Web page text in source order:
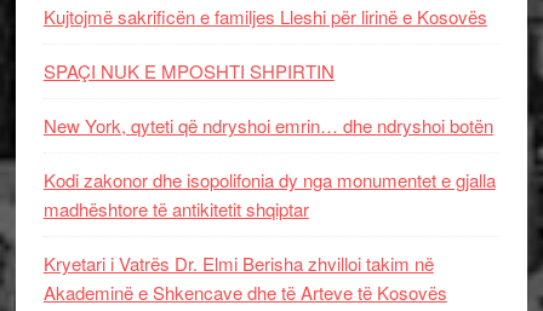
Kujtojmë sakrificën e familjes Lleshi për lirinë e Kosovës
SPAÇI NUK E MPOSHTI SHPIRTIN
New York, qyteti që ndryshoi emrin… dhe ndryshoi botën
Kodi zakonor dhe isopolifonia dy nga monumentet e gjalla
madhështore të antikitetit shqiptar
Kryetari i Vatrës Dr. Elmi Berisha zhvilloi takim në
Akademinë e Shkencave dhe të Arteve të Kosovës